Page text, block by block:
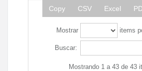
Copy CSV Excel
Mostrar items
Buscar:
Mostrando 1 a 43 de 43